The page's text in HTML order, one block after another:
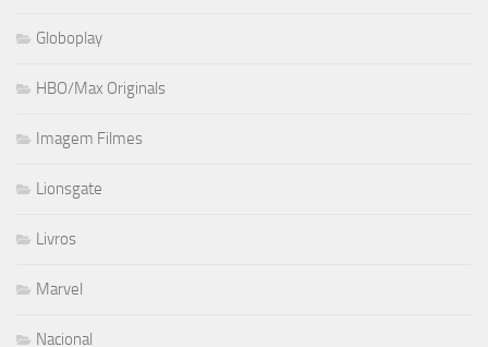
Globoplay
HBO/Max Originals
Imagem Filmes
Lionsgate
Livros
Marvel
Nacional